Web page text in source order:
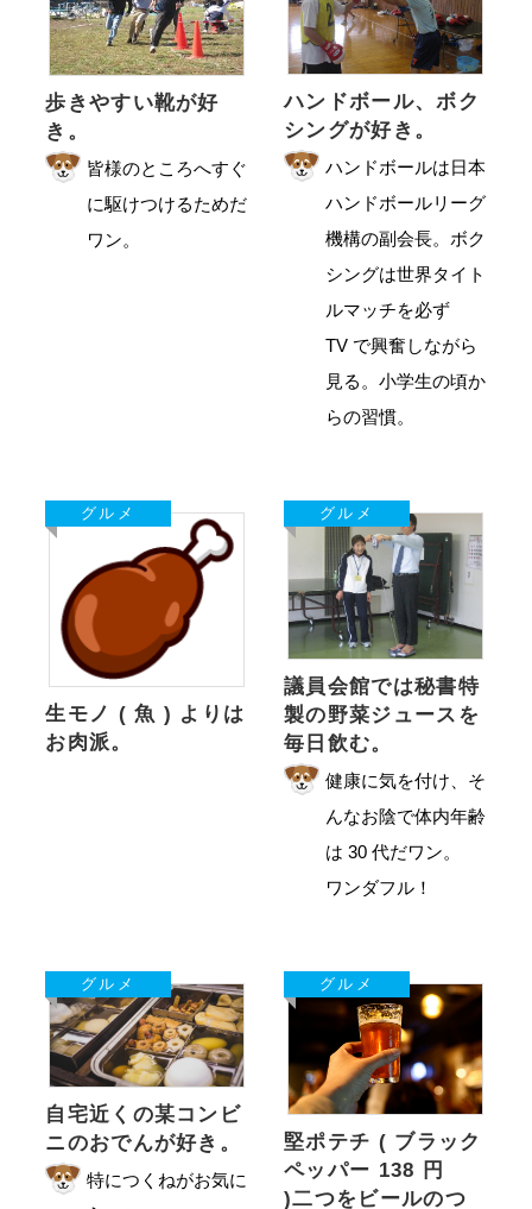
歩きやすい靴が好
き。
皆様のところへすぐ
に駆けつけるためだ
ワン。
ハンドボール、ボク
シングが好き。
ハンドボールは日本
ハンドボールリーグ
機構の副会長。ボク
シングは世界タイト
ルマッチを必ず
TV で興奮しながら
見る。小学生の頃か
らの習慣。
グルメ
生モノ ( 魚 ) よりは
お肉派。
グルメ
議員会館では秘書特
製の野菜ジュースを
毎日飲む。
健康に気を付け、そ
んなお陰で体内年齢
は 30 代だワン。
ワンダフル！
グルメ
自宅近くの某コンビ
ニのおでんが好き。
特につくねがお気に
グルメ
堅ポテチ ( ブラック
ペッパー 138 円
)二つをビールのつ